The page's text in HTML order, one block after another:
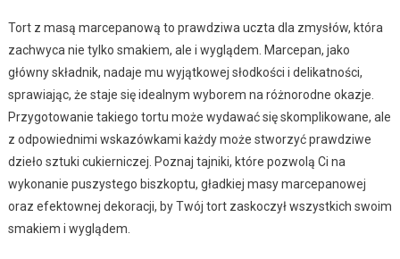
Tort z masą marcepanową to prawdziwa uczta dla zmysłów, która
zachwyca nie tylko smakiem, ale i wyglądem. Marcepan, jako
główny składnik, nadaje mu wyjątkowej słodkości i delikatności,
sprawiając, że staje się idealnym wyborem na różnorodne okazje.
Przygotowanie takiego tortu może wydawać się skomplikowane, ale
z odpowiednimi wskazówkami każdy może stworzyć prawdziwe
dzieło sztuki cukierniczej. Poznaj tajniki, które pozwolą Ci na
wykonanie puszystego biszkoptu, gładkiej masy marcepanowej
oraz efektownej dekoracji, by Twój tort zaskoczył wszystkich swoim
smakiem i wyglądem.